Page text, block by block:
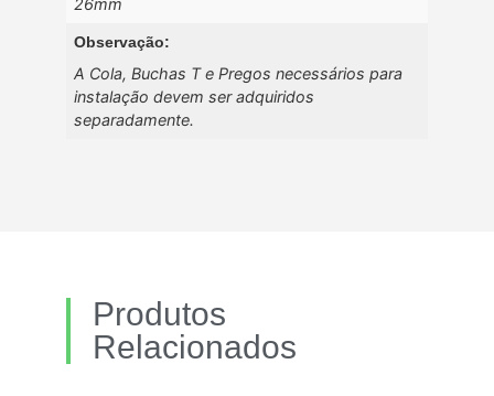
Observação:
A Cola, Buchas T e Pregos necessários para
instalação devem ser adquiridos
separadamente.
Produtos
Relacionados